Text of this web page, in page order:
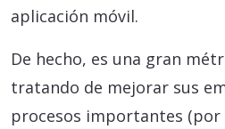
aplicación móvil.
De hecho, es una gran
tratando de mejorar sus
procesos importantes (por